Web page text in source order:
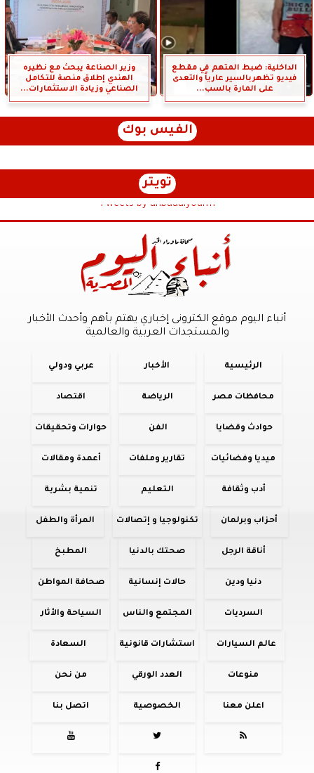
الداخلية: ضبط المتهم في مقطع
فيديو تظهربالسير عارياً والتعدى
على المارة بالسب...
وزير الصناعة يبحث مع نظيره
الهندي إطلاق منصة للتكامل
الصناعي وزيادة الاستثمارات...
الفيس بوك
تويتر
Tweets by anbaaalyoum1
أنباء اليوم موقع الكترونى إخباري يهتم بأهم وأحدث الأخبار
والمستجدات العربية والعالمية
الرئيسية الأخبار عربي ودولي
محافظات مصر الرياضة اقتصاد
حوادث وقضايا الفن حوارات وتحقيقات
ميديا وفضائيات تقارير وملفات أعمدة ومقالات
أدب وثقافة التعليم تنمية بشرية
أحزاب وبرلمان تكنولوجيا و إتصالات المرأة والطفل
أناقة الرجل صحتك بالدنيا المطبخ
دنيا ودين حالات إنسانية صحافة المواطن
السرديات المجتمع والناس السياحة والأثار
عالم السيارات استشارات قانونية السعادة
منوعات العدد الورقي من نحن
اعلن معنا الخصوصية اتصل بنا



